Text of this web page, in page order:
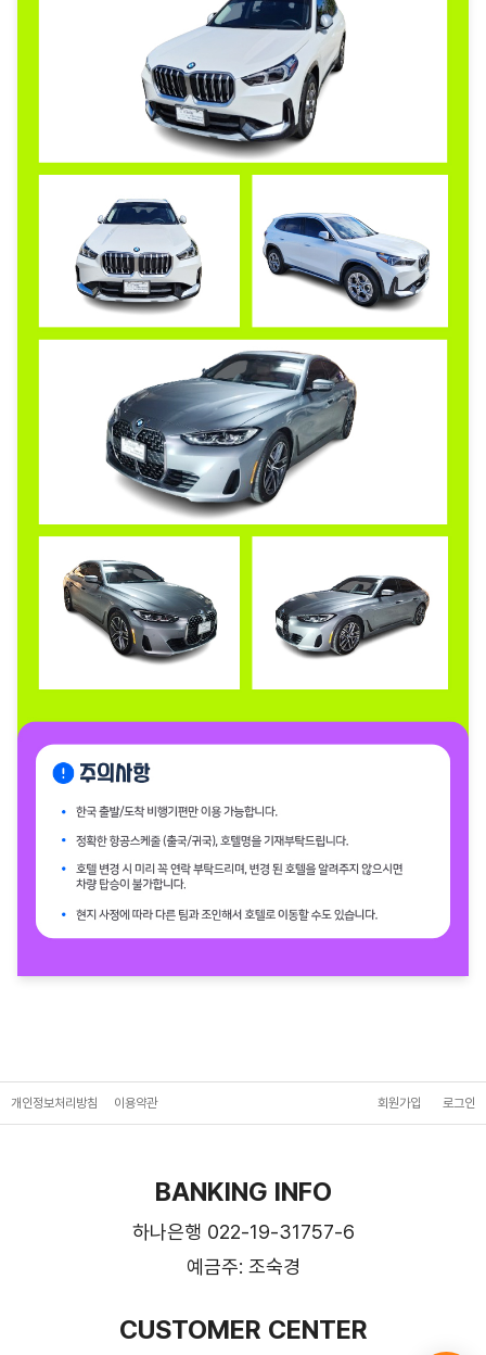
개인정보처리방침 이용약관 회원가입 로그인
BANKING INFO
하나은행 022-19-31757-6
예금주: 조숙경
CUSTOMER CENTER